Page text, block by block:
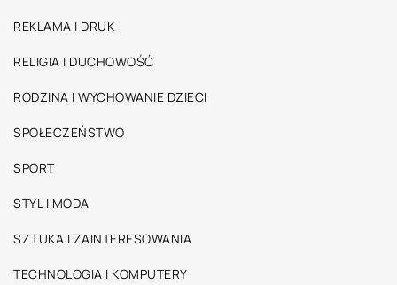
REKLAMA I DRUK
RELIGIA I DUCHOWOŚĆ
RODZINA I WYCHOWANIE DZIECI
SPOŁECZEŃSTWO
SPORT
STYL I MODA
SZTUKA I ZAINTERESOWANIA
TECHNOLOGIA I KOMPUTERY